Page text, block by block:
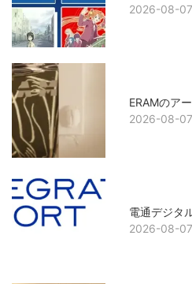
2026-08-
ERAMのア
2026-08-
電通デジタ
2026-08-